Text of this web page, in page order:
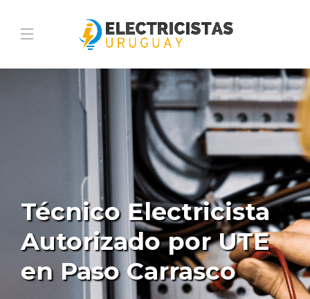
Técnico Electricista
Autorizado por UTE
en Paso Carrasco